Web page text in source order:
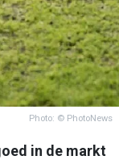
Photo: © PhotoNews
in de markt